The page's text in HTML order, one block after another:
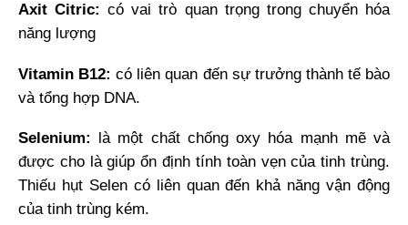
Axit Citric:có vai trò quan trọng trong chuyển hóa
năng lượng
Vitamin B12: có liên quan đến sự trưởng thành tế bào
và tổng hợp DNA.
Selenium: là một chất chống oxy hóa mạnh mẽ và
được cho là giúp ổn định tính toàn vẹn của tinh trùng.
Thiếu hụt Selen có liên quan đến khả năng vận động
của tinh trùng kém.